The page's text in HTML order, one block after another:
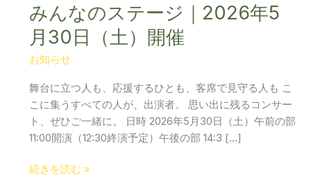
みんなのステージ｜2026年5
月30日（土）開催
お知らせ
舞台に立つ人も、応援するひとも、客席で見守る人も こ
こに集うすべての人が、出演者。 思い出に残るコンサー
ト、ぜひご一緒に。 日時 2026年5月30日（土）午前の部
11:00開演（12:30終演予定）午後の部 14:3 […]
続きを読む »